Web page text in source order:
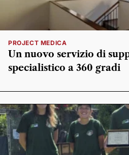
PROJECT MEDICA
Un nuovo servizio di
specialistico a 360 gradi